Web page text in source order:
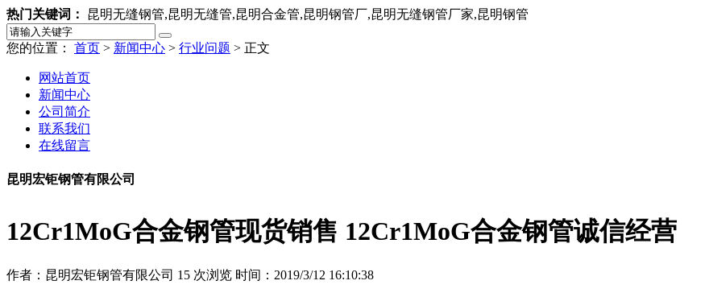
热门关键词： 昆明无缝钢管,昆明无缝管,昆明合金管,昆明钢管厂,昆明无缝钢管厂家,昆明钢管
您的位置： 首页 > 新闻中心 > 行业问题 > 正文
12Cr1MoG合金钢管现货销售 12Cr1MoG合金钢管诚信经营
作者：昆明宏钜钢管有限公司 15 次浏览 时间：2019/3/12 16:10:38
网站首页
新闻中心
公司简介
联系我们
在线留言
昆明宏钜钢管有限公司